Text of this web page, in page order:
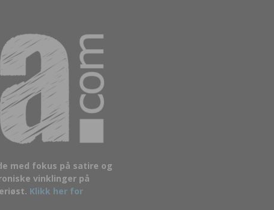
med fokus på satire og
vinklinger på
Klikk her for